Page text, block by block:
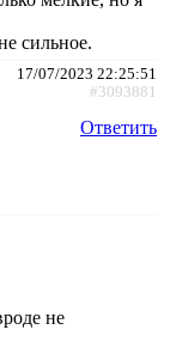
сильное.
17/07/2023 22:25:51
#3093881
Ответить
не